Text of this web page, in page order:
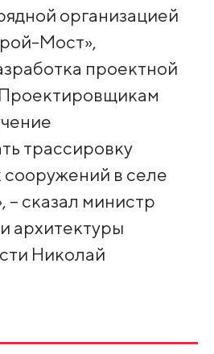
организацией
Мост»,
проектной
трассировку
в селе
– сказал министр
архитектуры
Николай